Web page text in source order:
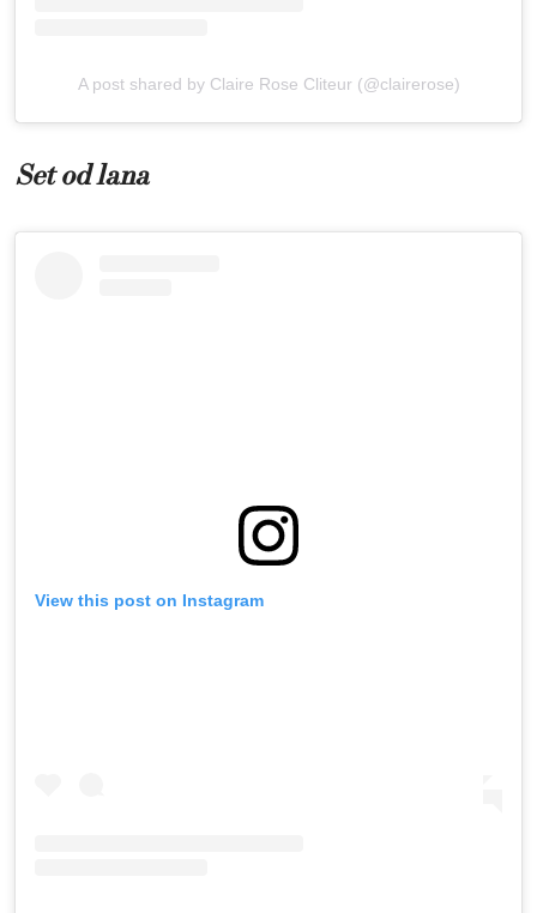
A post shared by Claire Rose Cliteur (@clairerose)
Set od lana
View this post on Instagram